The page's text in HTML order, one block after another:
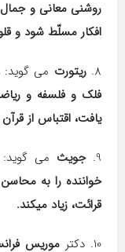
روشنی معانی و جمال
افکار مسلّط شود و
8. ریتورت می گوید:
فلک و فلسفه و
یافت، اقتباس از
9. جویث می گوید:
قرائت، زیاد می‎کند.
10. دکتر موریس